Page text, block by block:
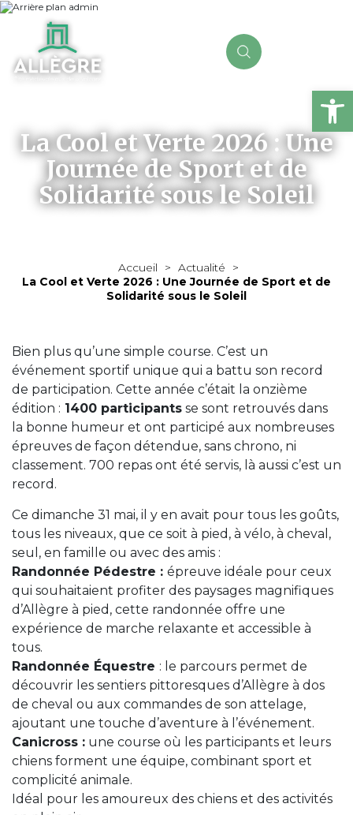
La Cool et Verte 2026 : Une
Journée de Sport et de
Solidarité sous le Soleil
Accueil > Actualité
>
La Cool et Verte 2026 : Une Journée de Sport et de
Solidarité sous le Soleil
Bien plus qu’une simple course. C’est un
événement sportif unique qui a battu son record
de participation. Cette année c’était la onzième
édition : 1400 participants se sont retrouvés dans
la bonne humeur et ont participé aux nombreuses
épreuves de façon détendue, sans chrono, ni
classement. 700 repas ont été servis, là aussi c’est un
record.
Ce dimanche 31 mai, il y en avait pour tous les goûts,
tous les niveaux, que ce soit à pied, à vélo, à cheval,
seul, en famille ou avec des amis :
Randonnée Pédestre : épreuve idéale pour ceux
qui souhaitaient profiter des paysages magnifiques
d’Allègre à pied, cette randonnée offre une
expérience de marche relaxante et accessible à
tous.
Randonnée Équestre : le parcours permet de
découvrir les sentiers pittoresques d’Allègre à dos
de cheval ou aux commandes de son attelage,
ajoutant une touche d’aventure à l’événement.
Canicross : une course où les participants et leurs
chiens forment une équipe, combinant sport et
complicité animale.
Idéal pour les amoureux des chiens et des activités